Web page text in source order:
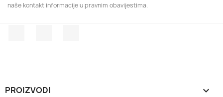
naše kontakt informacije u pravnim obavijestima.
PROIZVODI 